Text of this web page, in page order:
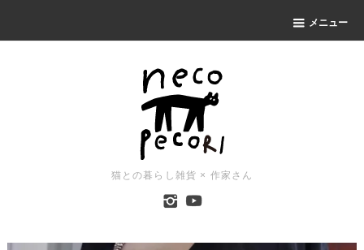
メニュー
猫との暮らし雑貨 × 作家さん